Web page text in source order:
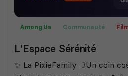
Among Us Communauté
L'Espace Sérénité
​✨ La PixieFamily ☽ ​Un coin